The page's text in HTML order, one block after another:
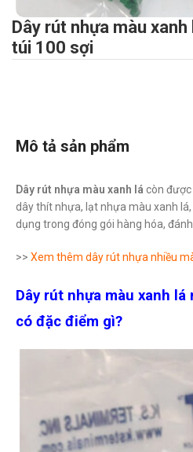
Dây rút nhựa màu
túi 100 sợi
Mô tả sản phẩm
Dây rút nhựa màu xanh lá còn
dây thít nhựa, lạt nhựa màu xanh
dụng trong đóng gói hàng hóa,
>> Xem thêm dây rút nhựa nhiều
Dây rút nhựa màu xanh lá
có đặc điểm gì?